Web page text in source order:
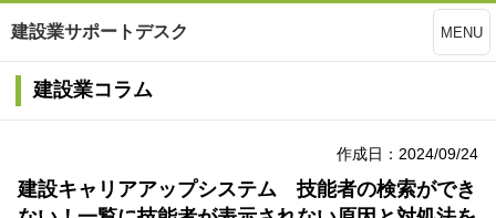
建設業サポートデスク MENU
建設業コラム
作成日：2024/09/24
建設キャリアアップシステム 技能者の検索ができ